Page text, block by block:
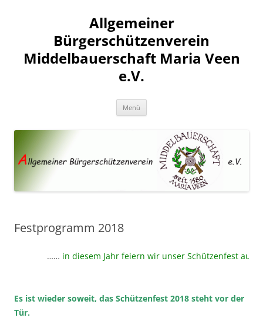
Allgemeiner
Bürgerschützenverein
Middelbauerschaft Maria Veen
e.V.
Menü
Festprogramm 2018
……in diesem Jahr feiern wir unser Schützenfest auf
Es ist wieder soweit, das Schützenfest 2018 steht vor der
Tür.